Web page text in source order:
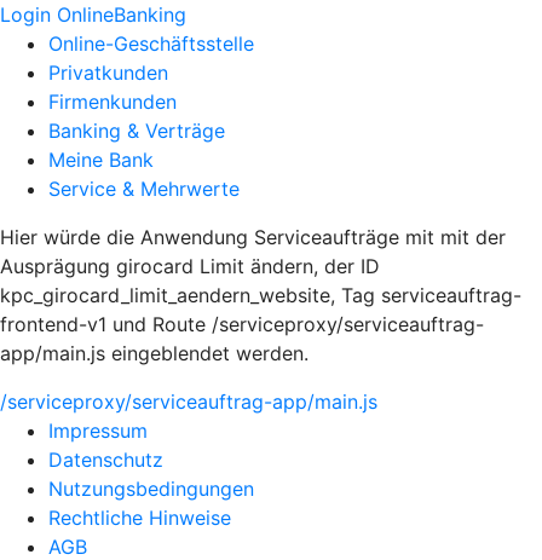
Login OnlineBanking
Online-Geschäftsstelle
Privatkunden
Firmenkunden
Banking & Verträge
Meine Bank
Service & Mehrwerte
Hier würde die Anwendung Serviceaufträge mit mit der
Ausprägung girocard Limit ändern, der ID
kpc_girocard_limit_aendern_website, Tag serviceauftrag-
frontend-v1 und Route /serviceproxy/serviceauftrag-
app/main.js eingeblendet werden.
/serviceproxy/serviceauftrag-app/main.js
Impressum
Datenschutz
Nutzungsbedingungen
Rechtliche Hinweise
AGB